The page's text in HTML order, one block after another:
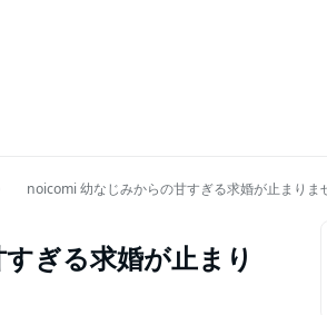
noicomi 幼なじみからの甘すぎる求婚が止まりま
ぎる求婚が止まり